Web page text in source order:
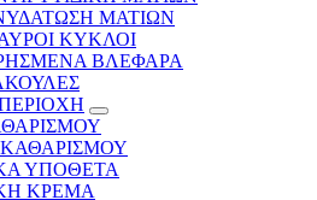
ΜΑΤΙΩΝ
ΚΥΚΛΟΙ
ΒΛΕΦΑΡΑ
ΥΠΟΘΕΤΑ
ΚΡΕΜΑ